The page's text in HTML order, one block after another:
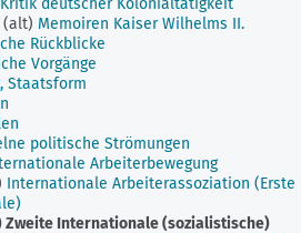
Kritik deutscher Kolonialtätigkeit
(alt) Memoiren Kaiser Wilhelms II.
Rückblicke
Vorgänge
Staatsform
politische Strömungen
Arbeiterbewegung
Internationale Arbeiterassoziation (Erste
Zweite Internationale (sozialistische)